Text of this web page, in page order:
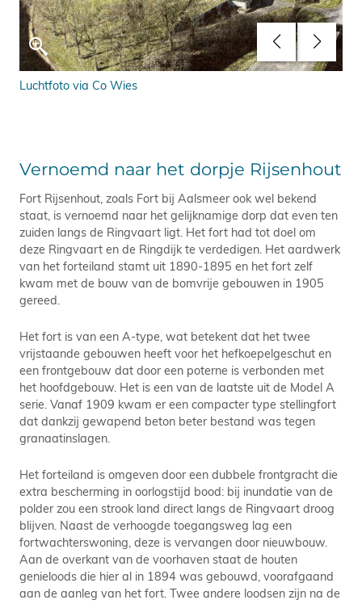
Luchtfoto via Co Wies
Vernoemd naar het dorpje Rijsenhout
Fort Rijsenhout, zoals Fort bij Aalsmeer ook wel bekend
staat, is vernoemd naar het gelijknamige dorp dat even ten
zuiden langs de Ringvaart ligt. Het fort had tot doel om
deze Ringvaart en de Ringdijk te verdedigen. Het aardwerk
van het forteiland stamt uit 1890-1895 en het fort zelf
kwam met de bouw van de bomvrije gebouwen in 1905
gereed.
Het fort is van een A-type, wat betekent dat het twee
vrijstaande gebouwen heeft voor het hefkoepelgeschut en
een frontgebouw dat door een poterne is verbonden met
het hoofdgebouw. Het is een van de laatste uit de Model A
serie. Vanaf 1909 kwam er een compacter type stellingfort
dat dankzij gewapend beton beter bestand was tegen
granaatinslagen.
Het forteiland is omgeven door een dubbele frontgracht die
extra bescherming in oorlogstijd bood: bij inundatie van de
polder zou een strook land direct langs de Ringvaart droog
blijven. Naast de verhoogde toegangsweg lag een
fortwachterswoning, deze is vervangen door nieuwbouw.
Aan de overkant van de voorhaven staat de houten
genieloods die hier al in 1894 was gebouwd, voorafgaand
aan de aanleg van het fort. Twee andere loodsen zijn na de